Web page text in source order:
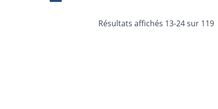
Résultats affichés 13-24 sur 119